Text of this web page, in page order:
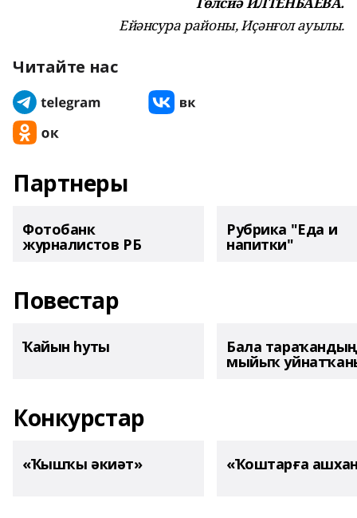
Ейәнсура районы, Иҫәнғол ауылы.
Читайте нас
Партнеры
Фотобанк
журналистов РБ
Рубрика "Еда и
напитки"
Повестар
Ҡайын һуты Бала тараҡандың
мыйыҡ
Конкурстар
«Ҡышҡы әкиәт» «Ҡоштарға